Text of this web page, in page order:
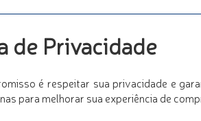
de Privacidade
é respeitar sua privacidade e
para melhorar sua experiência de